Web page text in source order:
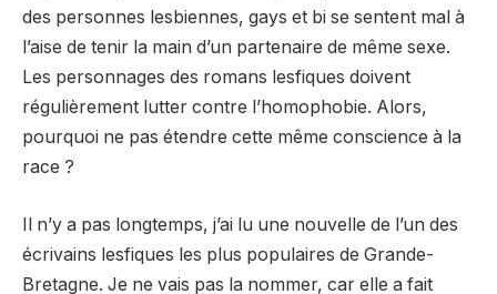
des personnes lesbiennes, gays et bi se sentent mal à
l’aise de tenir la main d’un partenaire de même sexe.
Les personnages des romans lesfiques doivent
régulièrement lutter contre l’homophobie. Alors,
pourquoi ne pas étendre cette même conscience à la
race ?
Il n’y a pas longtemps, j’ai lu une nouvelle de l’un des
écrivains lesfiques les plus populaires de Grande-
Bretagne. Je ne vais pas la nommer, car elle a fait